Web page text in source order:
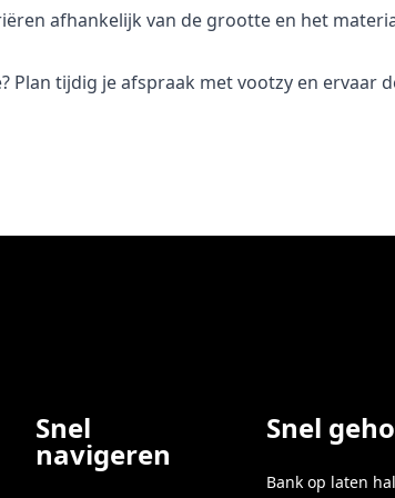
afhankelijk van de grootte en het
tijdig je afspraak met vootzy en ervaar
Snel
navigeren
Snel
Bank op laten